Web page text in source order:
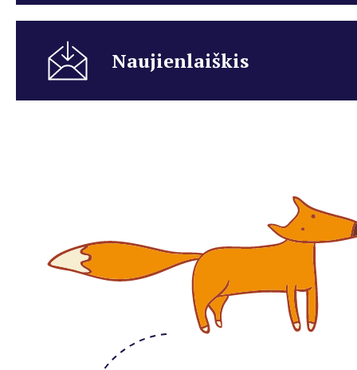
Naujienlaiškis